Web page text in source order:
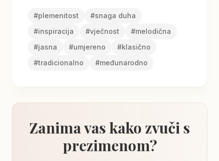
#plemenitost #snaga duha
#inspiracija #vječnost #melodična
#jasna #umjereno #klasično
#tradicionalno #međunarodno
Zanima vas kako zvuči s
prezimenom?